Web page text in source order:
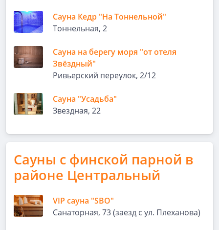
Сауна Кедр "На Тоннельной"
Тоннельная, 2
Сауна на берегу моря "от отеля
Звёздный"
Ривьерский переулок, 2/12
Сауна "Усадьба"
Звездная, 22
Сауны с финской парной в
районе Центральный
VIP сауна "SBO"
Санаторная, 73 (заезд с ул. Плеханова)